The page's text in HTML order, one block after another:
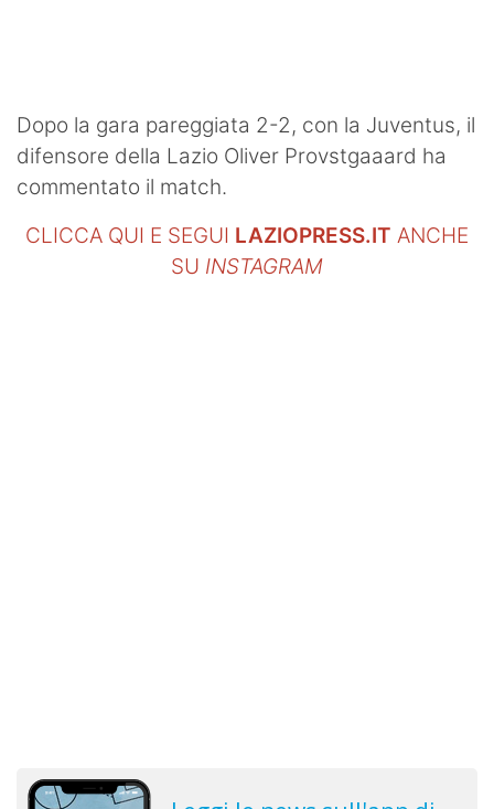
Dopo la gara pareggiata 2-2, con la Juventus, il
difensore della Lazio Oliver Provstgaaard ha
commentato il match.
CLICCA QUI E SEGUI LAZIOPRESS.IT ANCHE
SU INSTAGRAM